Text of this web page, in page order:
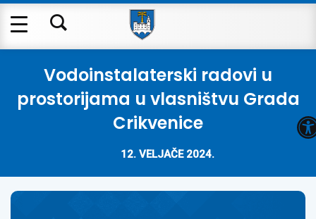
Vodoinstalaterski radovi u
prostorijama u vlasništvu Grada
Crikvenice
12. VELJAČE 2024.